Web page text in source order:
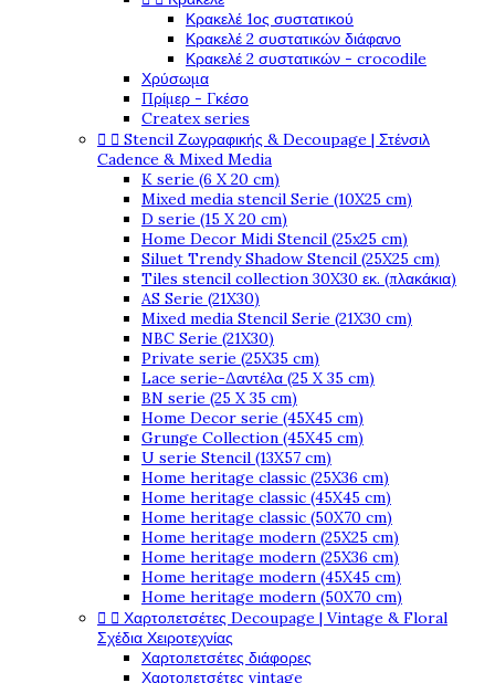
Κρακελέ 1ος συστατικού
Κρακελέ 2 συστατικών διάφανο
Κρακελέ 2 συστατικών - crocodile
Χρύσωμα
Πρίμερ - Γκέσο
Createx series
  Stencil Ζωγραφικής & Decoupage | Στένσιλ
Cadence & Mixed Media
K serie (6 X 20 cm)
Mixed media stencil Serie (10X25 cm)
D serie (15 X 20 cm)
Home Decor Midi Stencil (25x25 cm)
Siluet Trendy Shadow Stencil (25X25 cm)
Tiles stencil collection 30X30 εκ. (πλακάκια)
AS Serie (21X30)
Mixed media Stencil Serie (21X30 cm)
NBC Serie (21X30)
Private serie (25X35 cm)
Lace serie-Δαντέλα (25 X 35 cm)
BN serie (25 X 35 cm)
Home Decor serie (45X45 cm)
Grunge Collection (45X45 cm)
U serie Stencil (13X57 cm)
Home heritage classic (25X36 cm)
Home heritage classic (45X45 cm)
Home heritage classic (50X70 cm)
Home heritage modern (25X25 cm)
Home heritage modern (25X36 cm)
Home heritage modern (45X45 cm)
Home heritage modern (50X70 cm)
  Χαρτοπετσέτες Decoupage | Vintage & Floral
Σχέδια Χειροτεχνίας
Χαρτοπετσέτες διάφορες
Χαρτοπετσέτες vintage